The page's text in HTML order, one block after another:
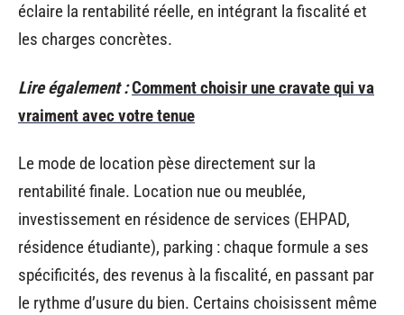
éclaire la rentabilité réelle, en intégrant la fiscalité et
les charges concrètes.
Lire également :Comment choisir une cravate qui va
vraiment avec votre tenue
Le mode de location pèse directement sur la
rentabilité finale. Location nue ou meublée,
investissement en résidence de services (EHPAD,
résidence étudiante), parking : chaque formule a ses
spécificités, des revenus à la fiscalité, en passant par
le rythme d’usure du bien. Certains choisissent même